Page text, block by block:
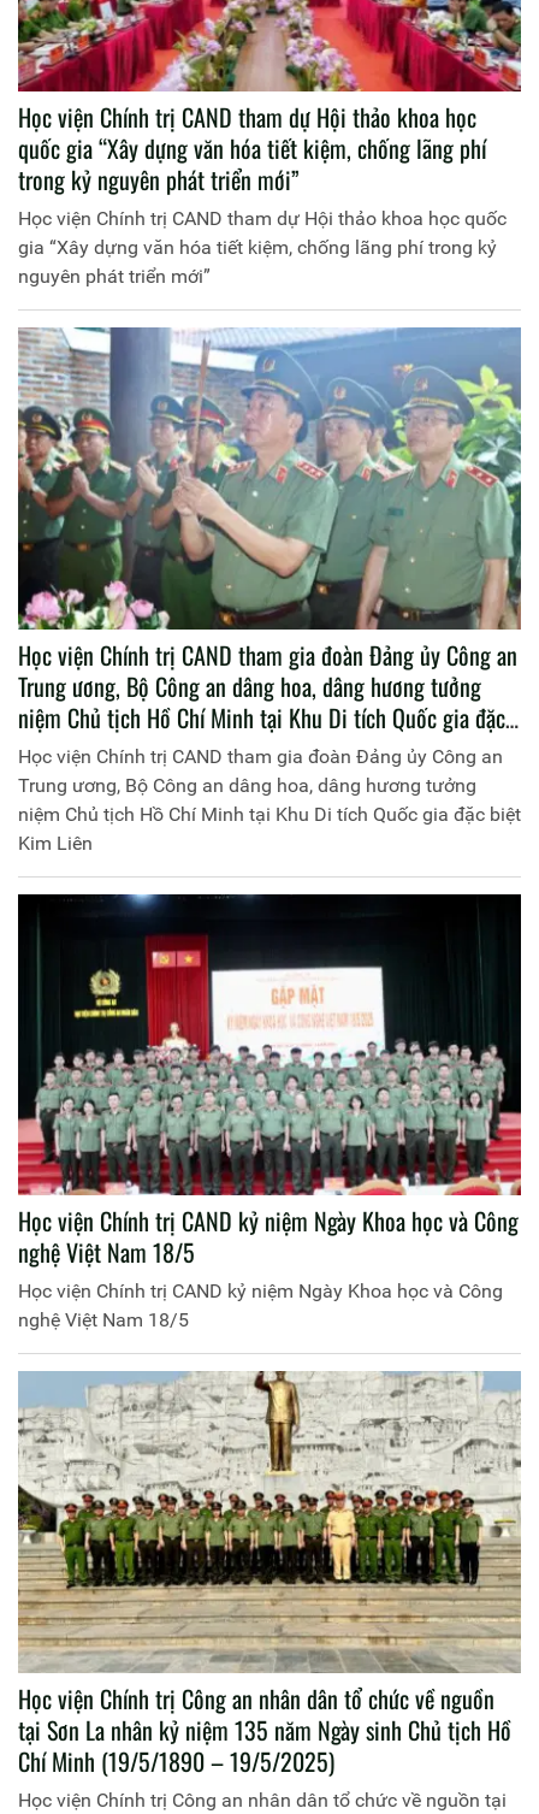
Học viện Chính trị CAND tham dự Hội thảo khoa học
quốc gia “Xây dựng văn hóa tiết kiệm, chống lãng phí
trong kỷ nguyên phát triển mới”
Học viện Chính trị CAND tham dự Hội thảo khoa học quốc
gia “Xây dựng văn hóa tiết kiệm, chống lãng phí trong kỷ
nguyên phát triển mới”
Học viện Chính trị CAND tham gia đoàn Đảng ủy Công an
Trung ương, Bộ Công an dâng hoa, dâng hương tưởng
niệm Chủ tịch Hồ Chí Minh tại Khu Di tích Quốc gia đặc
biệt Kim Liên
Học viện Chính trị CAND tham gia đoàn Đảng ủy Công an
Trung ương, Bộ Công an dâng hoa, dâng hương tưởng
niệm Chủ tịch Hồ Chí Minh tại Khu Di tích Quốc gia đặc biệt
Kim Liên
Học viện Chính trị CAND kỷ niệm Ngày Khoa học và Công
nghệ Việt Nam 18/5
Học viện Chính trị CAND kỷ niệm Ngày Khoa học và Công
nghệ Việt Nam 18/5
Học viện Chính trị Công an nhân dân tổ chức về nguồn
tại Sơn La nhân kỷ niệm 135 năm Ngày sinh Chủ tịch Hồ
Chí Minh (19/5/1890 – 19/5/2025)
Học viện Chính trị Công an nhân dân tổ chức về nguồn tại